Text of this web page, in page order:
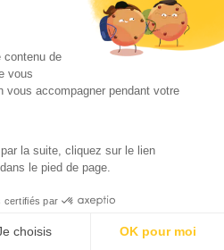
contenu de
vous
vous accompagner pendant votre
la suite, cliquez sur le lien
le pied de page.
certifiés par
choisis OK pour moi